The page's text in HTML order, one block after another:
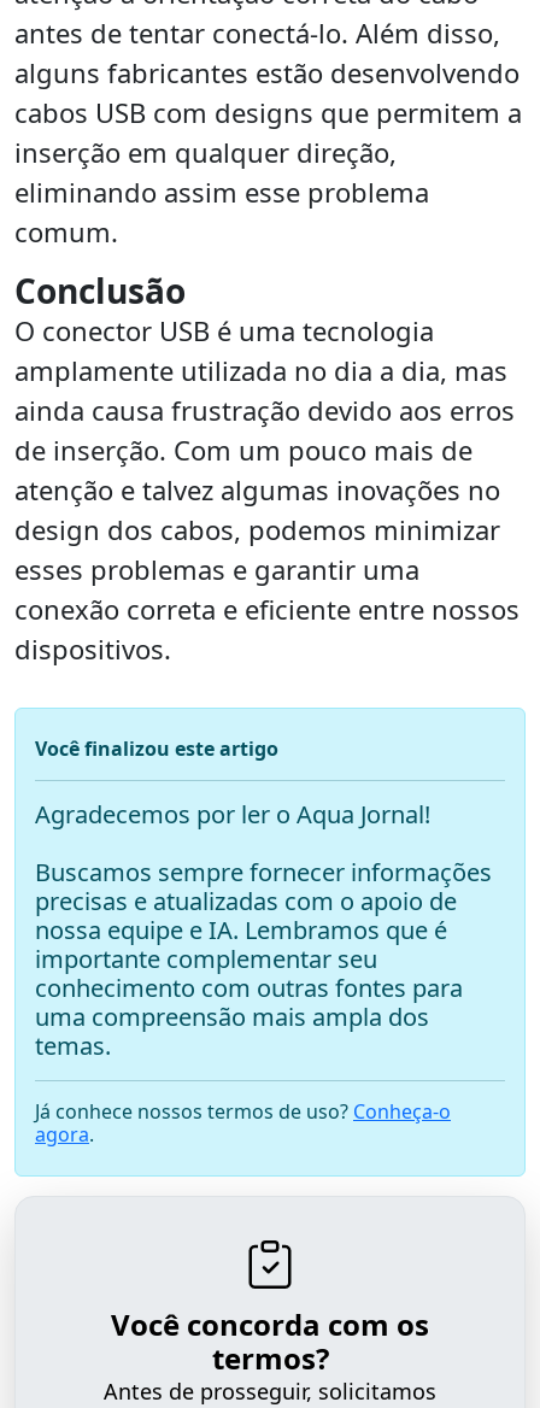
antes de tentar conectá-lo. Além disso,
alguns fabricantes estão desenvolvendo
cabos USB com designs que permitem a
inserção em qualquer direção,
eliminando assim esse problema
comum.
Conclusão
O conector USB é uma tecnologia
amplamente utilizada no dia a dia, mas
ainda causa frustração devido aos erros
de inserção. Com um pouco mais de
atenção e talvez algumas inovações no
design dos cabos, podemos minimizar
esses problemas e garantir uma
conexão correta e eficiente entre nossos
dispositivos.
Você finalizou este artigo
Agradecemos por ler o Aqua Jornal!
Buscamos sempre fornecer informações
precisas e atualizadas com o apoio de
nossa equipe e IA. Lembramos que é
importante complementar seu
conhecimento com outras fontes para
uma compreensão mais ampla dos
temas.
Já conhece nossos termos de uso? Conheça-o
agora.
Você concorda com os
termos?
Antes de prosseguir, solicitamos